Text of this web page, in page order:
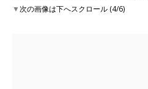
▼次の画像は下へスクロール (4/6)